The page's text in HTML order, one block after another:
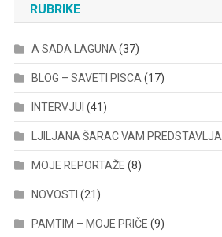
RUBRIKE
A SADA LAGUNA (37)
BLOG – SAVETI PISCA (17)
INTERVJUI (41)
LJILJANA ŠARAC VAM PREDSTAVLJA
MOJE REPORTAŽE (8)
NOVOSTI (21)
PAMTIM – MOJE PRIČE (9)